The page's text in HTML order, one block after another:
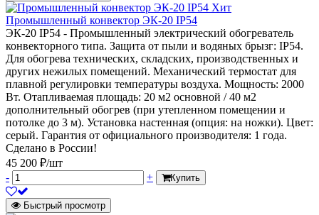
Хит
Промышленный конвектор ЭК-20 IP54
ЭК-20 IP54 - Промышленный электрический обогреватель
конвекторного типа. Защита от пыли и водяных брызг: IP54.
Для обогрева технических, складских, производственных и
других нежилых помещений. Механический термостат для
плавной регулировки температуры воздуха. Мощность: 2000
Вт. Отапливаемая площадь: 20 м2 основной / 40 м2
дополнительный обогрев (при утепленном помещении и
потолке до 3 м). Установка настенная (опция: на ножки). Цвет:
серый. Гарантия от официального производителя: 1 года.
Сделано в России!
45 200 ₽/шт
-
+ Купить
Быстрый просмотр